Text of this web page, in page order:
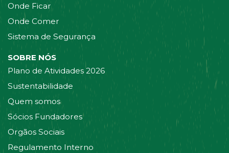
Onde Ficar
Onde Comer
Sistema de Segurança
SOBRE NÓS
Plano de Atividades 2026
Sustentabilidade
Quem somos
Sócios Fundadores
Orgãos Sociais
Regulamento Interno